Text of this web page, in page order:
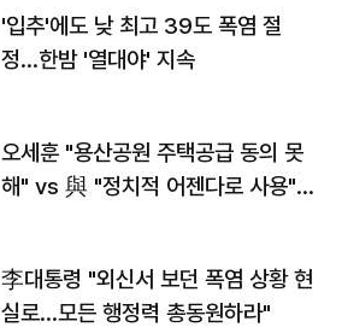
'입추'에도 낮 최고 39도 폭염 절
정…한밤 '열대야' 지속
오세훈 "용산공원 주택공급 동의 못
해" vs 與 "정치적 어젠다로 사용"
李대통령 "외신서 보던 폭염 상황 현
실로…모든 행정력 총동원하라"